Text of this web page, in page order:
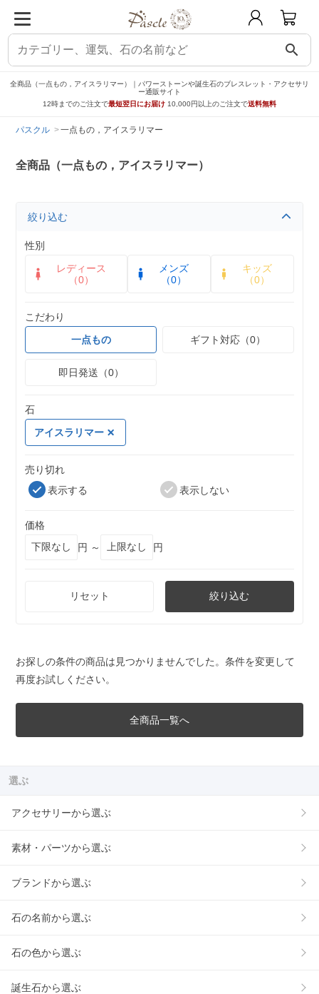
search
全商品（一点もの，アイスラリマー）｜パワーストーンや誕生石のブレスレット・アクセサリ
ー通販サイト
12時までのご注文で最短翌日にお届け 10,000円以上のご注文で送料無料
パスクル 一点もの，アイスラリマー
全商品（一点もの，アイスラリマー）
絞り込む
性別
レディース
（0）
メンズ
（0）
キッズ
（0）
こだわり
一点もの
ギフト対応（0）
即日発送（0）
石
アイスラリマー
売り切れ
表示する
表示しない
価格
円 ～
円
リセット 絞り込む
お探しの条件の商品は見つかりませんでした。条件を変更して
再度お試しください。
全商品一覧へ
選ぶ
アクセサリーから選ぶ
素材・パーツから選ぶ
ブランドから選ぶ
石の名前から選ぶ
石の色から選ぶ
誕生石から選ぶ